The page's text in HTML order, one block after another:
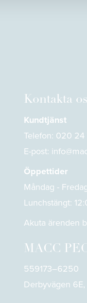
Kontakta
Kundtjänst
Telefon: 020 24
E-post:
Öppettider
Måndag -
Lunchstängt:
Akuta ärenden
MACC
559173–6250
Derbyvägen